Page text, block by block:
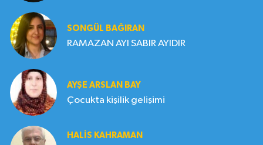
SONGÜL BAĞIRAN
RAMAZAN AYI SABIR AYIDIR
AYŞE ARSLAN BAY
Çocukta kişilik gelişimi
HALIS KAHRAMAN